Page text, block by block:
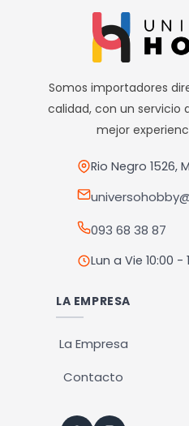
Realizamos envíos a todo el
Envíos dentro de Montevideo
Envíos Flex en el día.
Envíos al interior por agencia
agencia sin costo).
Nuestro punto de retiro se
El horario de retiros es de
de 13hs a 17hs y deberán ser
COORDINACIÓN.
Somos importadores
calidad, con un servicio
mejor
Rio Negro 1526,
093 68 38 87
Lun a Vie 10:00 -
LA EMPRESA
La Empresa
Contacto